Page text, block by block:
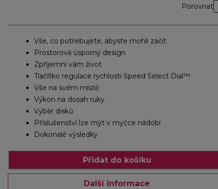
Porovnat
Vše, co potřebujete, abyste mohli začít
Prostorově úsporný design
Zpříjemní vám život
Tlačítko regulace rychlosti Speed Select Dial™
Vše na svém místě
Výkon na dosah ruky
Výběr disků
Příslušenství lze mýt v myčce nádobí
Dokonalé výsledky
Přidat do košíku
Další informace